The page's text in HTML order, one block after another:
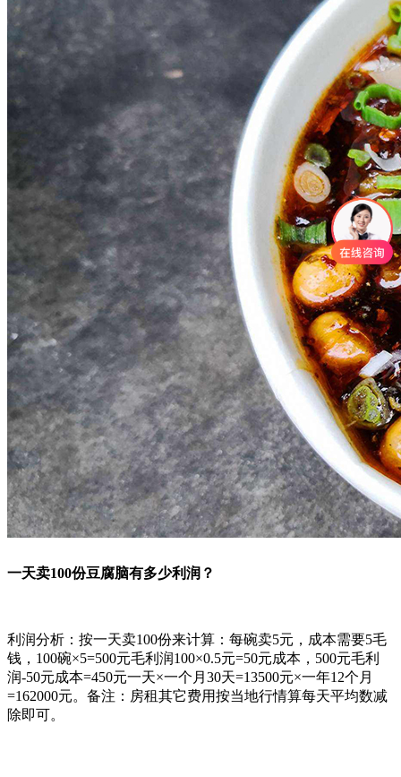
一天卖100份豆腐脑有多少利润？
利润分析：按一天卖100份来计算：每碗卖5元，成本需要5毛
钱，100碗×5=500元毛利润100×0.5元=50元成本，500元毛利
润-50元成本=450元一天×一个月30天=13500元×一年12个月
=162000元。备注：房租其它费用按当地行情算每天平均数减
除即可。